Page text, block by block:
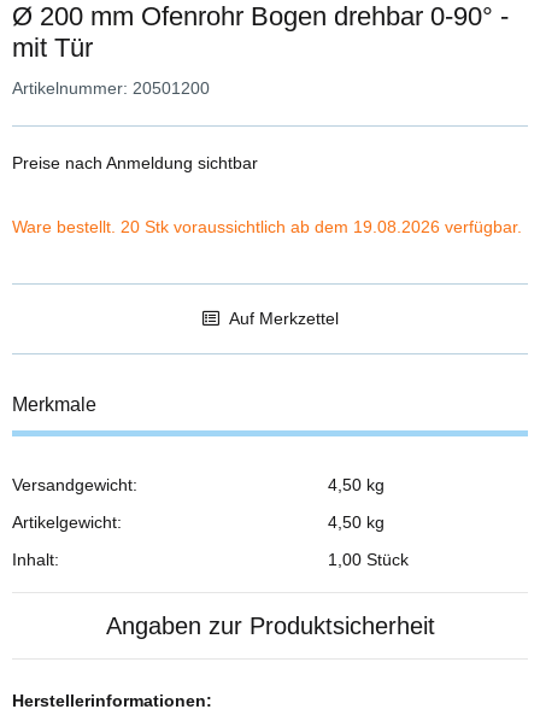
Ø 200 mm Ofenrohr Bogen drehbar 0-90° -
mit Tür
Artikelnummer: 20501200
Preise nach Anmeldung sichtbar
Ware bestellt. 20 Stk voraussichtlich ab dem 19.08.2026 verfügbar.
Auf Merkzettel
Merkmale
Produkteigenschaft
Wert
Versandgewicht:
4,50 kg
Artikelgewicht:
4,50 kg
Inhalt:
1,00 Stück
Angaben zur Produktsicherheit
Herstellerinformationen: